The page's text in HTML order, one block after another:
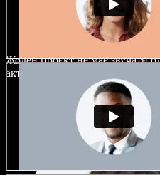
Великий вибір
голосів з
Жоден проєкт не має звучати
акторів і акцентів та гнучко